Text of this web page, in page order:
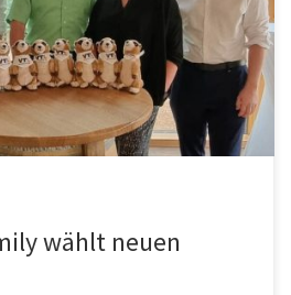
strategische Entwicklung der
Impulse für deren Zukunft
Jürgen Frömberg (Maier Spedition
[…]
wählt neuen